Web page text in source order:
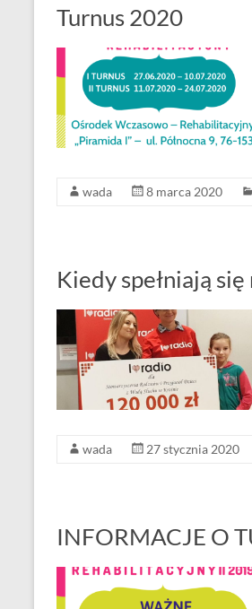
Turnus 2020
wada 8 marca 2020
Kiedy spełniają
wada 27 stycznia 2020
INFORMACJE O